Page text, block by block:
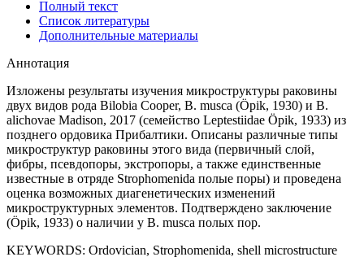
Полный текст
Список литературы
Дополнительные материалы
Аннотация
Изложены результаты изучения микроструктуры раковины
двух видов рода Bilobia Cooper, B. musca (Öpik, 1930) и B.
alichovae Madison, 2017 (семейство Leptestiidae Öpik, 1933) из
позднего ордовика Прибалтики. Описаны различные типы
микроструктур раковины этого вида (первичный слой,
фибры, псевдопоры, экстропоры, а также единственные
известные в отряде Strophomenida полые поры) и проведена
оценка возможных диагенетических изменений
микроструктурных элементов. Подтверждено заключение
(Öpik, 1933) о наличии у B. musca полых пор.
KEYWORDS: Ordovician, Strophomenida, shell microstructure